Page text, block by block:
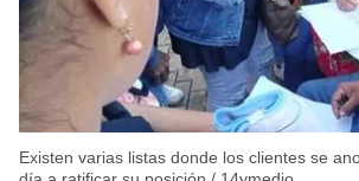
Existen varias listas donde los clientes se